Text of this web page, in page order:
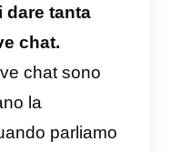
per la
conversazioni e
Lo strumento
unalive chat